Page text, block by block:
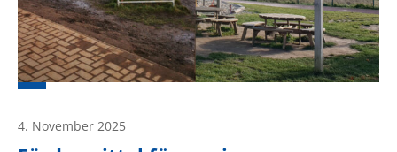
4. November 2025